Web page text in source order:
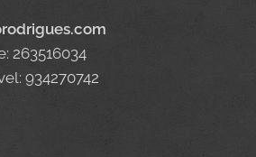
263516034
934270742